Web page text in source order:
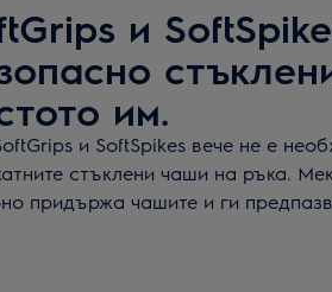
и
им.
и SoftSpikes вече не е
стъклени чаши на ръка.
придържа чашите и ги